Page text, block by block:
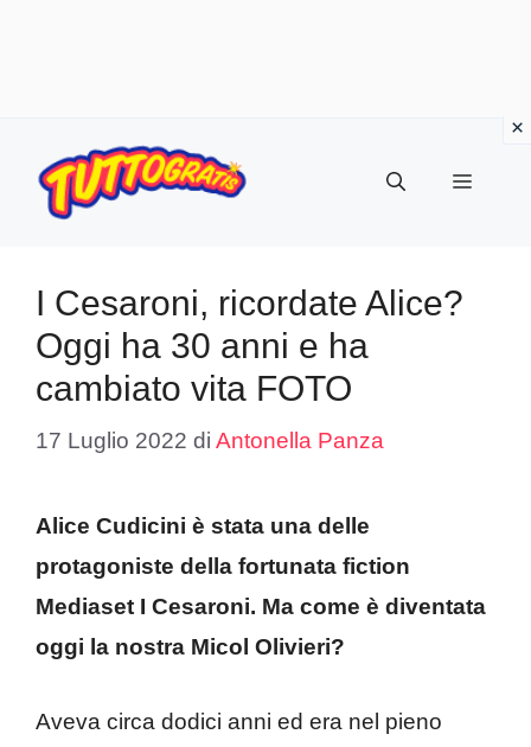
contenuto
Menu
I Cesaroni, ricordate Alice?
Oggi ha 30 anni e ha
cambiato vita FOTO
17 Luglio 2022 di Antonella Panza
Alice Cudicini è stata una delle
protagoniste della fortunata fiction
Mediaset I Cesaroni. Ma come è diventata
oggi la nostra Micol Olivieri?
Aveva circa dodici anni ed era nel pieno